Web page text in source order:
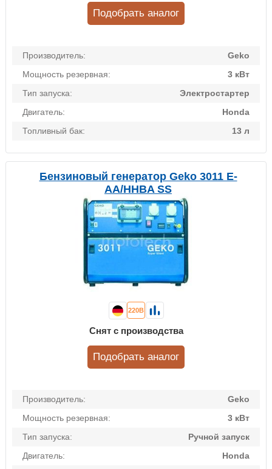
Производитель:
Geko
Мощность резервная:
3 кВт
Тип запуска:
Электростартер
Двигатель:
Honda
Топливный бак:
13 л
Подобрать аналог
Бензиновый генератор Geko 3011 E-
AА/HHBA SS
Производитель:
Geko
Мощность резервная:
3 кВт
Тип запуска:
Ручной запуск
Двигатель:
Honda
220В
Снят с производства
Подобрать аналог